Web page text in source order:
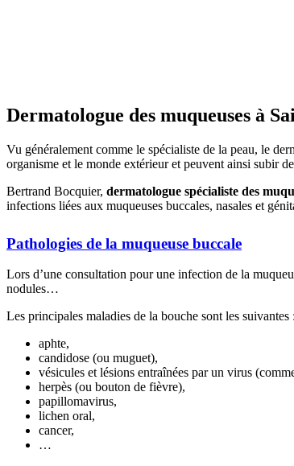
Dermatologue des muqueuses à
Vu généralement comme le spécialiste de la peau, le
organisme et le monde extérieur et peuvent ainsi subir
Bertrand Bocquier, dermatologue spécialiste des
infections liées aux muqueuses buccales, nasales et
Pathologies de la muqueuse buccale
Lors d’une consultation pour une infection de la
nodules…
Les principales maladies de la bouche sont les suivantes :
aphte,
candidose (ou muguet),
vésicules et lésions entraînées par un virus
herpès (ou bouton de fièvre),
papillomavirus,
lichen oral,
cancer,
…